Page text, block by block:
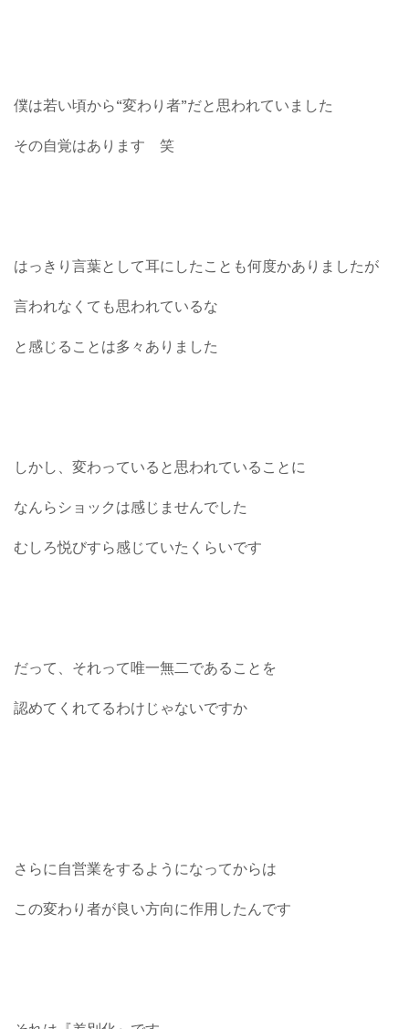
僕は若い頃から“変わり者”だと思われていました
その自覚はあります 笑
はっきり言葉として耳にしたことも何度かありましたが
言われなくても思われているな
と感じることは多々ありました
しかし、変わっていると思われていることに
なんらショックは感じませんでした
むしろ悦びすら感じていたくらいです
だって、それって唯一無二であることを
認めてくれてるわけじゃないですか
さらに自営業をするようになってからは
この変わり者が良い方向に作用したんです